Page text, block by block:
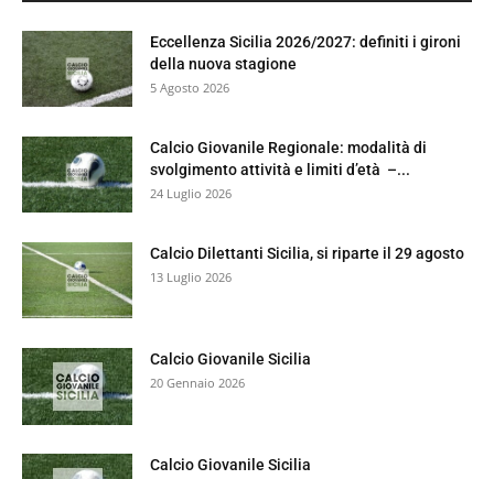
Eccellenza Sicilia 2026/2027: definiti i gironi
della nuova stagione
5 Agosto 2026
Calcio Giovanile Regionale: modalità di
svolgimento attività e limiti d’età –...
24 Luglio 2026
Calcio Dilettanti Sicilia, si riparte il 29 agosto
13 Luglio 2026
Calcio Giovanile Sicilia
20 Gennaio 2026
Calcio Giovanile Sicilia